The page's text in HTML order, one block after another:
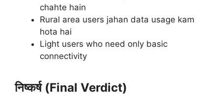
chahte hain
Rural area users jahan data usage kam
hota hai
Light users who need only basic
connectivity
निष्कर्ष (Final Verdict)